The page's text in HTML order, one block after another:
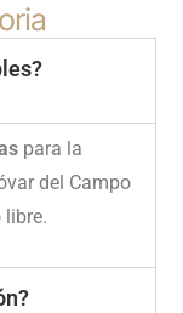
para la
del Campo
libre.